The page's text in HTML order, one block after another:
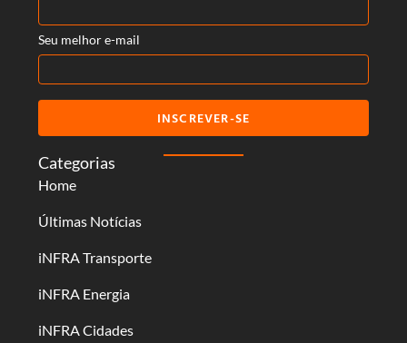
Categorias
Home
Últimas Notícias
iNFRA Transporte
iNFRA Energia
iNFRA Cidades
Seu melhor e-mail
INSCREVER-SE